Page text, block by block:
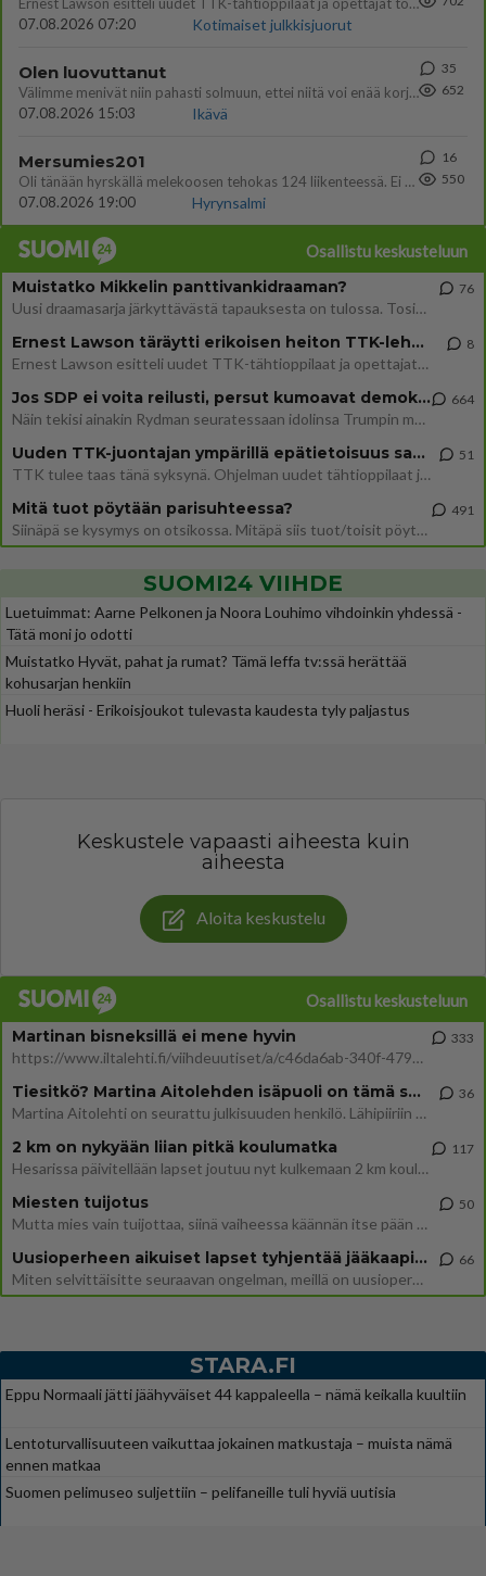
07.08.2026 07:20
Kotimaiset julkkisjuorut
Olen luovuttanut
Välimme menivät niin pahasti solmuun, ettei niitä voi enää korjata. On aika jatkaa elämässä eteenpäin. Toivon sulle kaik
07.08.2026 15:03
Ikävä
35
652
Mersumies201
Oli tänään hyrskällä melekoosen tehokas 124 liikenteessä. Ei paljon vastamäki haitannu....
07.08.2026 19:00
Hyrynsalmi
16
550
Osallistu keskusteluun
Muistatko Mikkelin panttivankidraaman?
Uusi draamasarja järkyttävästä tapauksesta on tulossa. Tositapahtumiin perustuva sarja ammentaa vuoden 1986 Mikkelin pan
76
Ernest Lawson täräytti erikoisen heiton TTK-lehdistötilaisuudessa: " Onko tässä tarkoituksena...?"
Ernest Lawson esitteli uudet TTK-tähtioppilaat ja opettajat torstaina 6.8. lehdistölle. Tulevalla kaudella on yksi hausk
8
Jos SDP ei voita reilusti, persut kumoavat demokratian Suomesta
Näin tekisi ainakin Rydman seuratessaan idolinsa Trumpin mallia https://www.is.fi/politiikka/art-2000012187244.html
664
Uuden TTK-juontajan ympärillä epätietoisuus sakenee - Nyt MTV hämmentää soppaa
TTK tulee taas tänä syksynä. Ohjelman uudet tähtioppilaat julkistetaan torstaina 6. elokuuta klo 14 alkavassa lehdistö
51
Mitä tuot pöytään parisuhteessa?
Siinäpä se kysymys on otsikossa. Mitäpä siis tuot/toisit pöytään parisuhteessa? Oletko mies vai nainen? Koetko sen mitä
491
SUOMI24 VIIHDE
Luetuimmat: Aarne Pelkonen ja Noora Louhimo vihdoinkin yhdessä -
Tätä moni jo odotti
Muistatko Hyvät, pahat ja rumat? Tämä leffa tv:ssä herättää
kohusarjan henkiin
Huoli heräsi - Erikoisjoukot tulevasta kaudesta tyly paljastus
Keskustele vapaasti aiheesta kuin
aiheesta
Aloita keskustelu
Osallistu keskusteluun
Martinan bisneksillä ei mene hyvin
https://www.iltalehti.fi/viihdeuutiset/a/c46da6ab-340f-4790-aaa7-0865eed2336 Yrityksen konkurssihakemus on tullut kärä
333
Tiesitkö? Martina Aitolehden isäpuoli on tämä suosittu laulaja
Martina Aitolehti on seurattu julkisuuden henkilö. Lähipiiriin mahtuu muitakin tunnettuja henkilöitä. Tiesitkö, että Ma
36
2 km on nykyään liian pitkä koulumatka
Hesarissa päivitellään lapset joutuu nyt kulkemaan 2 km kouluun jösses. Ruostefillarilla tuo matka menee vaikka miten äk
117
Miesten tuijotus
Mutta mies vain tuijottaa, siinä vaiheessa käännän itse pään pois. Mikä juttu? Yleensä jos joku tuijottaa tai katsoo, hä
50
Uusioperheen aikuiset lapset tyhjentää jääkaapin käydessään
Miten selvittäisitte seuraavan ongelman, meillä on uusioperhe, minulla teini-ikäiset lapset ja puolisolla aikuiset, jotk
66
STARA.FI
Eppu Normaali jätti jäähyväiset 44 kappaleella – nämä keikalla kuultiin
Lentoturvallisuuteen vaikuttaa jokainen matkustaja – muista nämä
ennen matkaa
Suomen pelimuseo suljettiin – pelifaneille tuli hyviä uutisia